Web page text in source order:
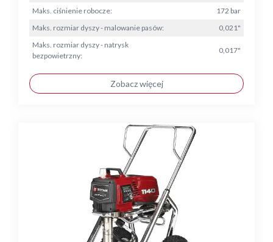
Maks. ciśnienie robocze:
172 bar
Maks. rozmiar dyszy - malowanie pasów:
0,021"
Maks. rozmiar dyszy - natrysk
bezpowietrzny:
0,017"
Zobacz więcej